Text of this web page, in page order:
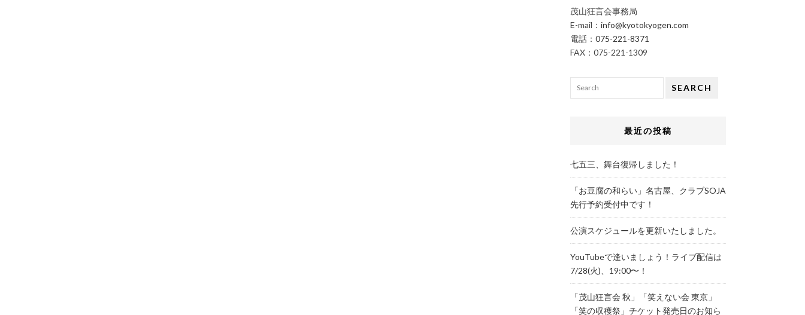
茂山狂言会事務局
E-mail： info@kyotokyogen.com
電話： 075-221-8371
FAX：075-221-1309
SEARCH
最近の投稿
七五三、舞台復帰しました！
「お豆腐の和らい」名古屋、クラブSOJA
先行予約受付中です！
公演スケジュールを更新いたしました。
YouTubeで逢いましょう！ライブ配信は
7/28(火)、19:00〜！
「茂山狂言会 秋」「笑えない会 東京」
「笑の収穫祭」チケット発売日のお知ら